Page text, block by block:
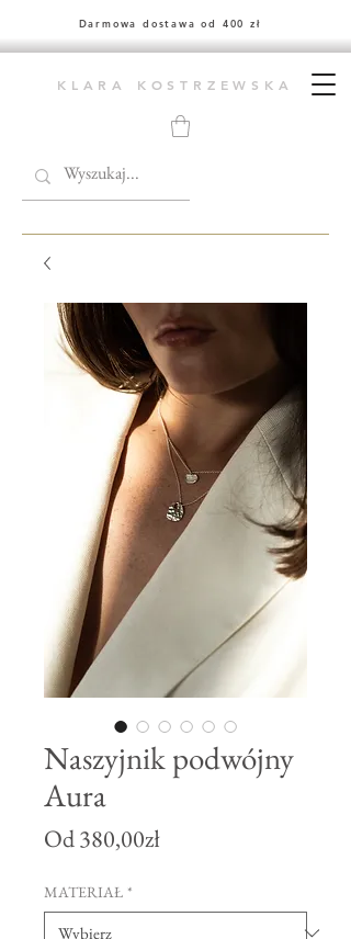
KLARA KOSTRZEWSKA
Darmowa dostawa od 400 zł
Naszyjnik podwójny
Aura
Od380,00złCena
MATERIAŁ *